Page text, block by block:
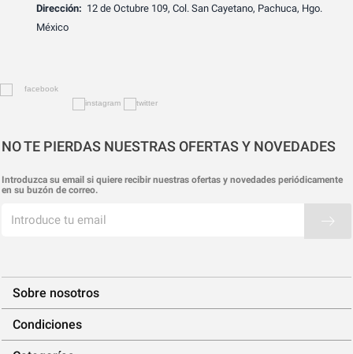
Dirección: 12 de Octubre 109, Col. San Cayetano, Pachuca, Hgo.
México
NO TE PIERDAS NUESTRAS OFERTAS Y NOVEDADES
Introduzca su email si quiere recibir nuestras ofertas y novedades periódicamente
en su buzón de correo.
Sobre nosotros
Condiciones